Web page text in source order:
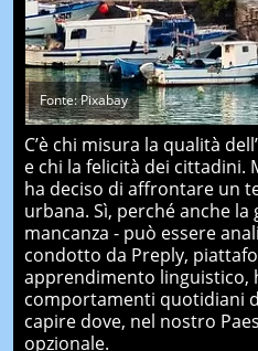
Fonte: Pixabay
C’è chi misura la qualità
e chi la felicità dei cittadini.
ha deciso di affrontare un
urbana. Sì, perché anche la
mancanza - può essere
condotto da Preply,
apprendimento linguistico,
comportamenti quotidiani
capire dove, nel nostro
opzionale.